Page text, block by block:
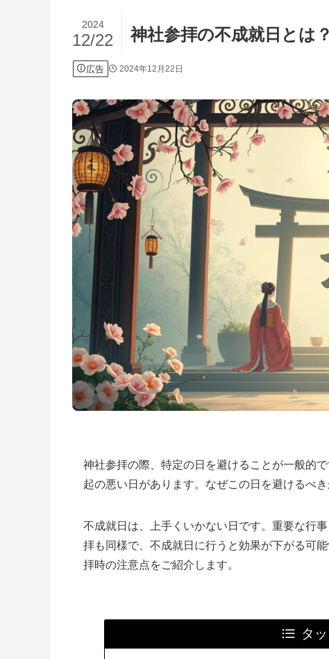
神社参拝の不成就日とは
2024
12/22
広告 2024年12月22日
神社参拝の際、特定の日を避けることが一般的
起の悪い日があります。なぜこの日を避けるべき
不成就日は、上手くいかない日です。重要な行
拝も同様で、不成就日に行うと効果が下がる可
拝時の注意点をご紹介します。
タ